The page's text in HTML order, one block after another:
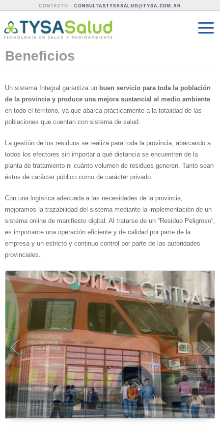
CONTACTO - CONSULTASTYSASALUD@TYSA.COM.AR
Beneficios
Un sistema Integral garantiza un buen servicio para toda la población
de la provincia y produce una mejora sustancial al medio ambiente
en todo el territorio, ya que abarca prácticamente a la totalidad de las
poblaciones que cuentan con sistema de salud.
La gestión de los residuos se realiza para toda la provincia, abarcando a
todos los efectores sin importar a qué distancia se encuentren de la
planta de tratamiento ni cuánto volumen de residuos generen. Tanto sean
éstos de carácter público como de carácter privado.
Con una logística adecuada a las necesidades de la provincia,
mejoramos la trazabilidad del sistema mediante la implementación de un
sistema online de manifiesto digital. Al tratarse de un “Residuo Peligroso”,
es importante una operación eficiente y de calidad por parte de la
empresa y un estricto y continuo control por parte de las autoridades
provinciales.